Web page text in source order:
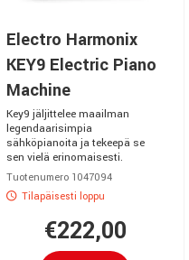
Electro Harmonix
KEY9 Electric Piano
Machine
Key9 jäljittelee maailman
legendaarisimpia
sähköpianoita ja tekeepä se
sen vielä erinomaisesti.
Tuotenumero 1047094
Tilapäisesti loppu
€222,00